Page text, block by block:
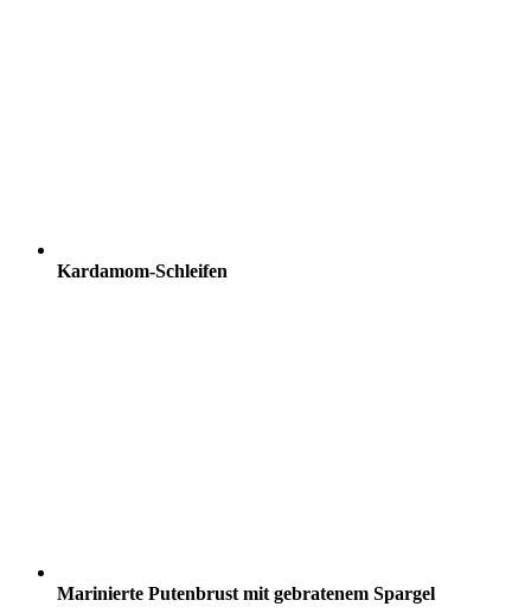
Kardamom-Schleifen
Marinierte Putenbrust mit gebratenem Spargel